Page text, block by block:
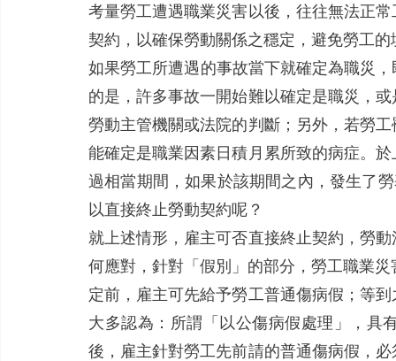
考量勞工遭遇職業災害以後，往往無法正
契約，以確保勞動關係之穩定，避免勞工
如果勞工所遭遇的事故當下就確定為職災
的是，許多事故一開始難以確定是職災，
勞動主管機關或法院的判斷；另外，若勞
能確定是職業因素日積月累所致的病症。
過相當期間，如果於該期間之內，發生了
以直接終止勞動契約呢？
就上述情形，雇主可否直接終止契約，勞
何應對，針對「假別」的部分，勞工職業
定前，雇主可先給予勞工普通傷病假；等
大多認為：所謂「以公傷病假處理」，具
後，雇主針對勞工先前請的普通傷病假，